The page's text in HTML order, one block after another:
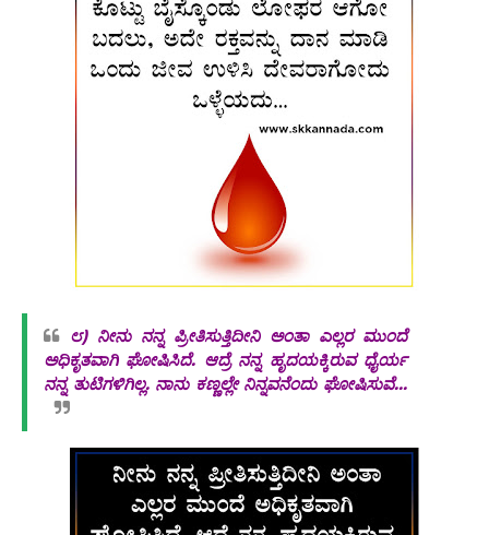
೮) ನೀನು ನನ್ನ ಪ್ರೀತಿಸುತ್ತಿದೀನಿ ಅಂತಾ ಎಲ್ಲರ ಮುಂದೆ
ಅಧಿಕೃತವಾಗಿ ಘೋಷಿಸಿದೆ. ಆದ್ರೆ ನನ್ನ ಹೃದಯಕ್ಕಿರುವ ಧೈರ್ಯ
ನನ್ನ ತುಟಿಗಳಿಗಿಲ್ಲ. ನಾನು ಕಣ್ಣಲ್ಲೇ ನಿನ್ನವನೆಂದು ಘೋಷಿಸುವೆ...